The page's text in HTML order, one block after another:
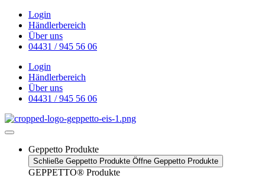
Zum
Inhalt
wechseln
Login
Händlerbereich
Über uns
04431 / 945 56 06
Login
Händlerbereich
Über uns
04431 / 945 56 06
Geppetto Produkte
Schließe Geppetto Produkte Öffne Geppetto Produkte
GEPPETTO® Produkte